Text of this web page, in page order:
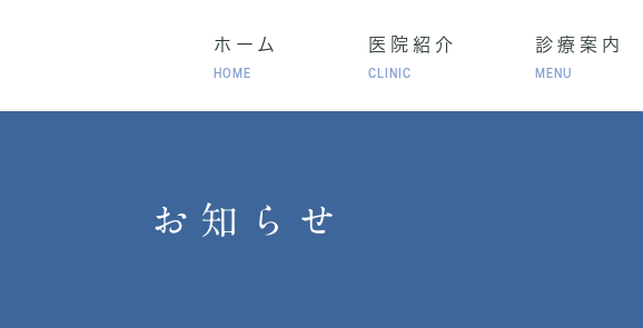
ホーム
HOME
医院紹介
CLINIC
診療案内
MENU
成人の長引く咳
慢性閉塞性肺疾患（COPD）・在宅酸素療法（HOT）
お知らせ